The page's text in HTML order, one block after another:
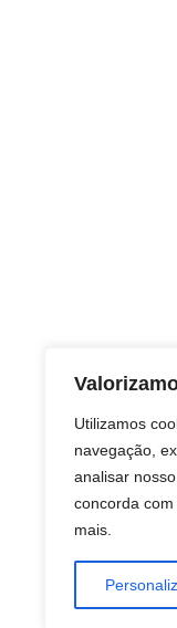
Utilizamos
navegação,
analisar
concorda com
mais.